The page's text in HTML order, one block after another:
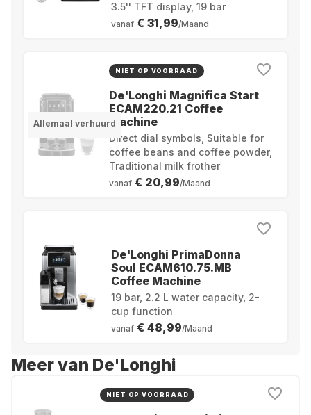
3.5'' TFT display, 19 bar
vanaf € 31,99/Maand
Allemaal verhuurd
NIET OP VOORRAAD
De'Longhi Magnifica Start
ECAM220.21 Coffee
Machine
Direct dial symbols, Suitable for
coffee beans and coffee powder,
Traditional milk frother
vanaf € 20,99/Maand
De'Longhi PrimaDonna
Soul ECAM610.75.MB
Coffee Machine
19 bar, 2.2 L water capacity, 2-
cup function
vanaf € 48,99/Maand
Meer van De'Longhi
NIET OP VOORRAAD